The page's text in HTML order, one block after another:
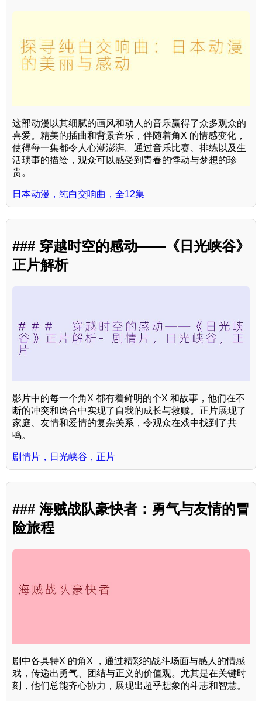
这部动漫以其细腻的画风和动人的音乐赢得了众多观众的
喜爱。精美的插曲和背景音乐，伴随着角X 的情感变化，
使得每一集都令人心潮澎湃。通过音乐比赛、排练以及生
活琐事的描绘，观众可以感受到青春的悸动与梦想的珍
贵。
日本动漫，纯白交响曲，全12集
### 穿越时空的感动——《日光峡谷》
正片解析
影片中的每一个角X 都有着鲜明的个X 和故事，他们在不
断的冲突和磨合中实现了自我的成长与救赎。正片展现了
家庭、友情和爱情的复杂关系，令观众在戏中找到了共
鸣。
剧情片，日光峡谷，正片
### 海贼战队豪快者：勇气与友情的冒
险旅程
剧中各具特X 的角X ，通过精彩的战斗场面与感人的情感
戏，传递出勇气、团结与正义的价值观。尤其是在关键时
刻，他们总能齐心协力，展现出超乎想象的斗志和智慧。